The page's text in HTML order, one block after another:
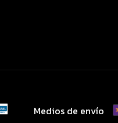
Medios de envío